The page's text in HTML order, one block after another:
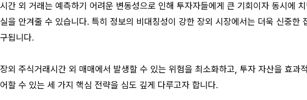
간 외 거래는 예측하기 어려운 변동성으로 인해 투자자들에게 큰 기회이자 동시에 치
을 안겨줄 수 있습니다. 특히 정보의 비대칭성이 강한 장외 시장에서는 더욱 신중한
됩니다.
외 주식거래시간 외 매매에서 발생할 수 있는 위험을 최소화하고, 투자 자산을 효과적
할 수 있는 세 가지 핵심 전략을 심도 깊게 다루고자 합니다.